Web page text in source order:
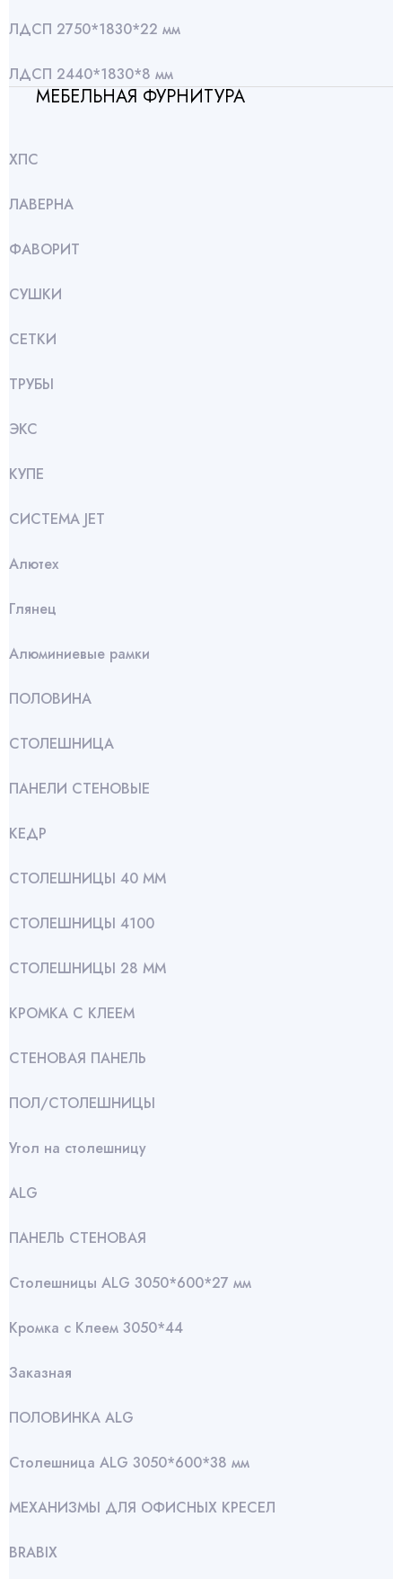
ЛДСП 2750*1830*22 мм
ЛДСП 2440*1830*8 мм
МЕБЕЛЬНАЯ ФУРНИТУРА
ХПС
ЛАВЕРНА
ФАВОРИТ
СУШКИ
СЕТКИ
ТРУБЫ
ЭКС
КУПЕ
СИСТЕМА JET
Алютех
Глянец
Алюминиевые рамки
ПОЛОВИНА
СТОЛЕШНИЦА
ПАНЕЛИ СТЕНОВЫЕ
КЕДР
СТОЛЕШНИЦЫ 40 ММ
СТОЛЕШНИЦЫ 4100
СТОЛЕШНИЦЫ 28 ММ
КРОМКА С КЛЕЕМ
СТЕНОВАЯ ПАНЕЛЬ
ПОЛ/СТОЛЕШНИЦЫ
Угол на столешницу
АLG
ПАНЕЛЬ СТЕНОВАЯ
Столешницы ALG 3050*600*27 мм
Кромка с Клеем 3050*44
Заказная
ПОЛОВИНКА ALG
Столешница ALG 3050*600*38 мм
МЕХАНИЗМЫ ДЛЯ ОФИСНЫХ КРЕСЕЛ
BRABIX